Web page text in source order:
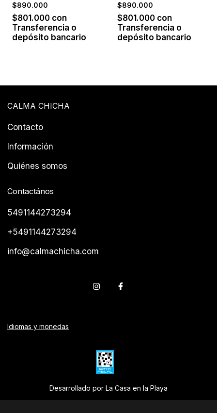
$890.000
$801.000 con
Transferencia o
depósito bancario
$890.000
$801.000 con
Transferencia o
depósito bancario
CALMA CHICHA
Contacto
Información
Quiénes somos
Contactános
5491144273294
+5491144273294
info@calmachicha.com
Idiomas y monedas
Desarrollado por La Casa en la Playa